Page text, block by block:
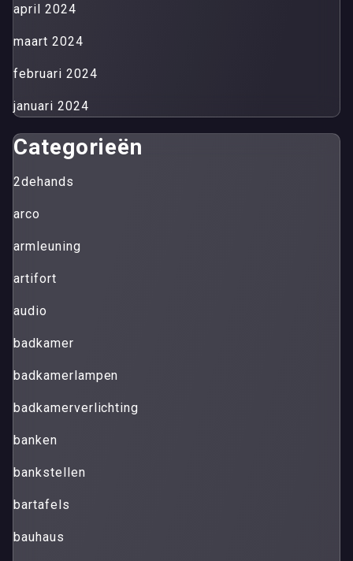
april 2024
maart 2024
februari 2024
januari 2024
Categorieën
2dehands
arco
armleuning
artifort
audio
badkamer
badkamerlampen
badkamerverlichting
banken
bankstellen
bartafels
bauhaus